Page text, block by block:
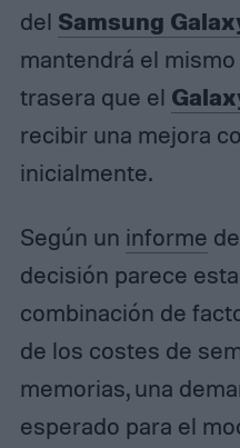
del Samsung
mantendrá el
trasera que el
recibir una mejora
inicialmente.
Según un informe
decisión parece
combinación de
de los costes de
memorias, una
esperado para el